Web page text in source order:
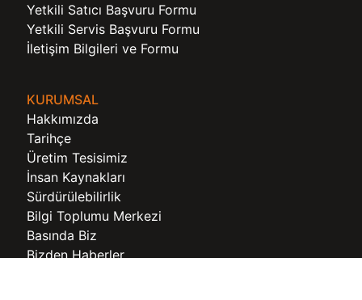
Yetkili Satıcı Başvuru Formu
Yetkili Servis Başvuru Formu
İletişim Bilgileri ve Formu
KURUMSAL
Hakkımızda
Tarihçe
Üretim Tesisimiz
İnsan Kaynakları
Sürdürülebilirlik
Bilgi Toplumu Merkezi
Basında Biz
Bizden Haberler